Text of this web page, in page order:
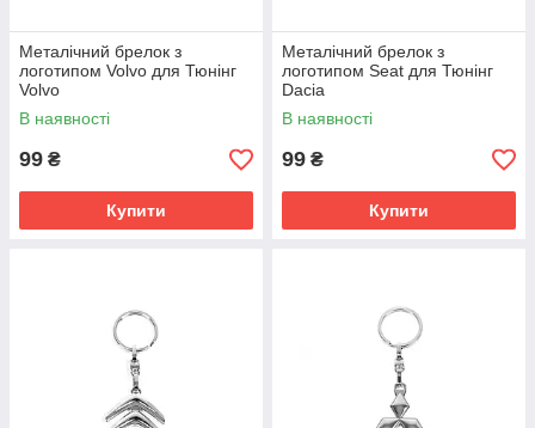
Металічний брелок з
логотипом Volvo для Тюнінг
Volvo
В наявності
99 ₴
Купити
Металічний брелок з
логотипом Seat для Тюнінг
Dacia
В наявності
99 ₴
Купити